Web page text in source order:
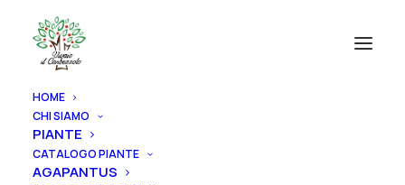
HOME
CHI SIAMO
PIANTE
CATALOGO PIANTE
AGAPANTUS